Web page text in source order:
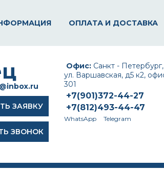
ОПЛАТА И ДОСТАВКА
Офис: Санкт - Петербург,
ул. Варшавская, д5 к2,
301
+7(901)372-44-27
+7(812)493-44-47
WhatsApp Telegram
ЗАЯВКУ
ЗВОНОК